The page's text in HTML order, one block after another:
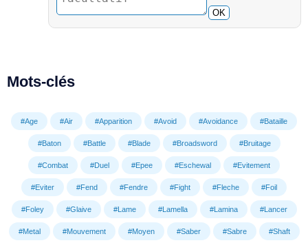
OK
Mots-clés
#Age #Air #Apparition #Avoid #Avoidance #Bataille
#Baton #Battle #Blade #Broadsword #Bruitage
#Combat #Duel #Epee #Eschewal #Evitement
#Eviter #Fend #Fendre #Fight #Fleche #Foil
#Foley #Glaive #Lame #Lamella #Lamina #Lancer
#Metal #Mouvement #Moyen #Saber #Sabre #Shaft